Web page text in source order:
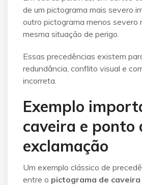
de um pictograma mais severo
outro pictograma menos severo
mesma situação de perigo.
Essas precedências existem
redundância, conflito visual e
incorreta.
Exemplo
caveira e ponto
exclamação
Um exemplo clássico de
entre o pictograma de caveira